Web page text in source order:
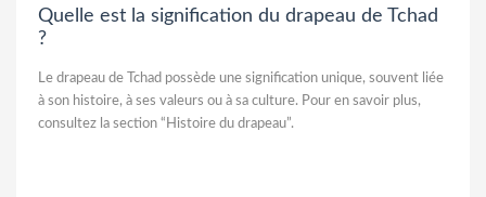
Quelle est la signification du drapeau de Tchad
?
Le drapeau de Tchad possède une signification unique, souvent liée
à son histoire, à ses valeurs ou à sa culture. Pour en savoir plus,
consultez la section “Histoire du drapeau”.